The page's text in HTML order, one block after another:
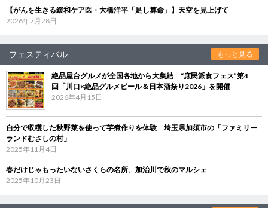
【がんを生きる緩和ケア医・大橋洋平「足し算命」】天空を見上げて
2026年7月28日
フェスティバル もっと見る
絶品屋台グルメが全国各地から大集結 “庶民派食フェス”第4
回「川口×絶品グルメビール＆日本酒祭り2026」を開催
2026年4月15日
自分で収穫した秋野菜を使って芋煮作りを体験 埼玉県加須市の「ファミリー
ランドむさしの村」
2025年11月4日
春だけじゃもったいないさくらの名所、加治川で秋のマルシェ
2025年10月23日